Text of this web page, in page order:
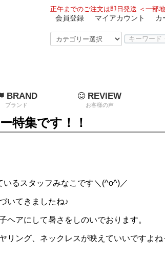
正午までのご注文は即日発送 ＜一部
会員登録 マイアカウント カ
BRAND
ブランド
REVIEW
お客様の声
特集です！！
るスタッフみなこです＼(^o^)／
いてきましたね♪
ヘアにして暑さをしのいでおります。
リング、ネックレスが映えていいですよね